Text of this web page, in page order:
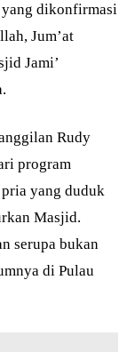
dikonfirmasi
Jum’at
Jami’
Rudy
program
yang duduk
Masjid.
serupa bukan
di Pulau